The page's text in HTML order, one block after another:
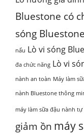
Bluestone có
sóng
nấu Lò vi sóng
đa chức năng Lò vi
nành an toàn Máy làm
nành Bluestone thông
máy làm sữa đậu nành
giảm ồn máy